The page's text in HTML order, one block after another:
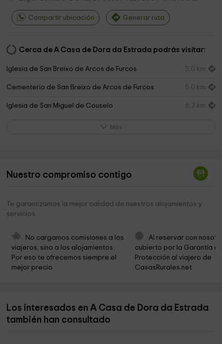
Compartir ubicación Generar ruta
Cerca de A Casa de Dora da Estrada podrás visitar:
Iglesia de San Breixo de Arcos de Furcos 5,0 km
Cementerio de San Breixo de Arcos de Furcos 5,0 km
Iglesia de San Miguel de Couselo 6,3 km
Cementerio 8,6 km
Ayuntamiento de Cuntis
Parroquia de Santa María de Cuntis
Petróglifo Outeiro das Cartas
Iglesia de Santa Maria 10,2 km
San Martiño De Laxe 11,4 km
Más
Nuestro compromiso contigo
Te garantizamos la mejor calidad de nuestros alojamientos y
servicios
No cargamos comisiones a los
viajeros, sino a los alojamientos.
Por eso te ofrecemos siempre el
mejor precio.
Al reservar con
cubierto por la Garantía
Protección al viajero de
CasasRurales.net
Los interesados en A Casa de Dora da Estrada
también han consultado